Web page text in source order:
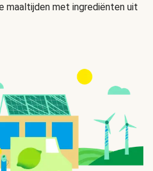
maaltijden met ingrediënten uit